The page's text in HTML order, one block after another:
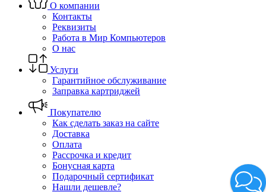
О компании
Контакты
Реквизиты
Работа в Мир Компьютеров
О нас
Услуги
Гарантийное обслуживание
Заправка картриджей
Покупателю
Как сделать заказ на сайте
Доставка
Оплата
Рассрочка и кредит
Бонусная карта
Подарочный сертификат
Нашли дешевле?